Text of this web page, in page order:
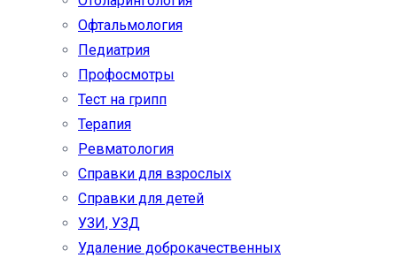
Офтальмология
Педиатрия
Профосмотры
Тест на грипп
Терапия
Ревматология
Справки для взрослых
Справки для детей
УЗИ, УЗД
Удаление доброкачественных